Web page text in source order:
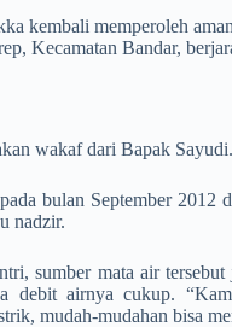
kembali memperoleh
Kecamatan Bandar,
wakaf dari Bapak
bulan September
nadzir.
sumber mata air
debit airnya cukup.
mudah-mudahan bisa